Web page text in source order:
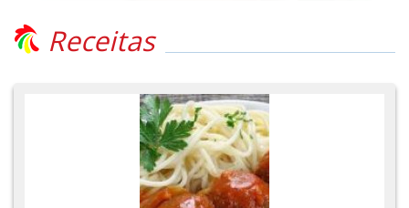
Receitas